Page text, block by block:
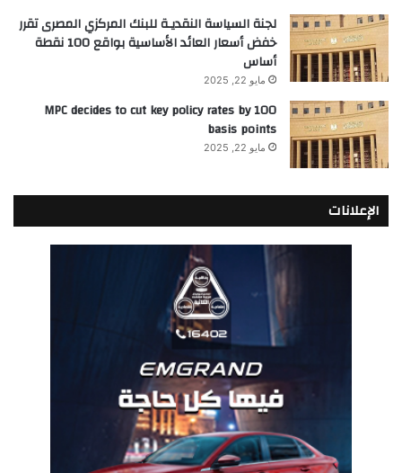
لجنة السياسة النقديـة للبنك المركزي المصرى تقرر
خفض أسعار العائد الأساسية بواقع 100 نقطة
أساس
مايو 22, 2025
MPC decides to cut key policy rates by 100
basis points
مايو 22, 2025
الإعلانات